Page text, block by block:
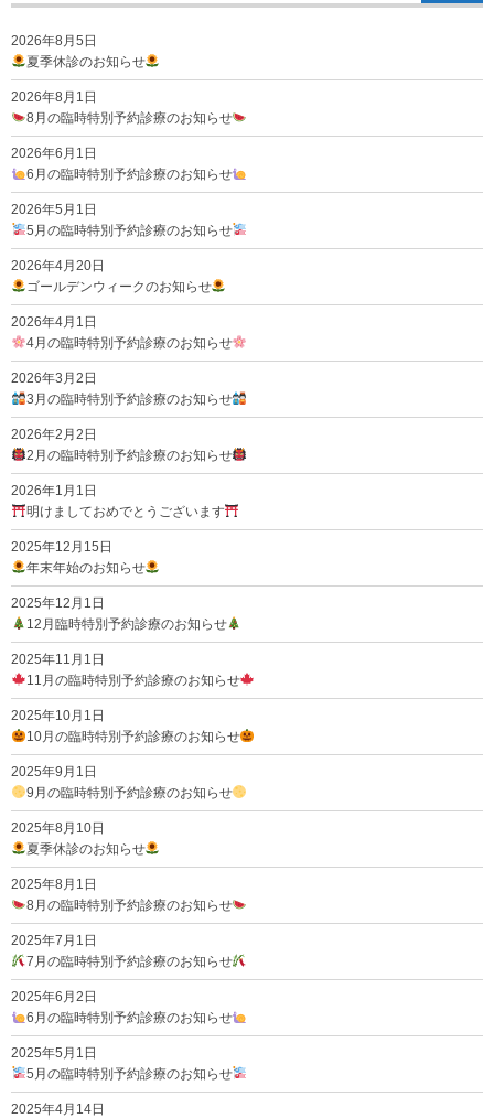
2026年8月5日
夏季休診のお知らせ
2026年8月1日
8月の臨時特別予約診療のお知らせ
2026年6月1日
6月の臨時特別予約診療のお知らせ
2026年5月1日
5月の臨時特別予約診療のお知らせ
2026年4月20日
ゴールデンウィークのお知らせ
2026年4月1日
4月の臨時特別予約診療のお知らせ
2026年3月2日
3月の臨時特別予約診療のお知らせ
2026年2月2日
2月の臨時特別予約診療のお知らせ
2026年1月1日
明けましておめでとうございます
2025年12月15日
年末年始のお知らせ
2025年12月1日
12月臨時特別予約診療のお知らせ
2025年11月1日
11月の臨時特別予約診療のお知らせ
2025年10月1日
10月の臨時特別予約診療のお知らせ
2025年9月1日
9月の臨時特別予約診療のお知らせ
2025年8月10日
夏季休診のお知らせ
2025年8月1日
8月の臨時特別予約診療のお知らせ
2025年7月1日
7月の臨時特別予約診療のお知らせ
2025年6月2日
6月の臨時特別予約診療のお知らせ
2025年5月1日
5月の臨時特別予約診療のお知らせ
2025年4月14日